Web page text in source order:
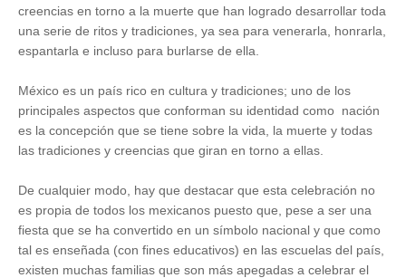
creencias en torno a la muerte que han logrado desarrollar toda
una serie de ritos y tradiciones, ya sea para venerarla, honrarla,
espantarla e incluso para burlarse de ella.
México es un país rico en cultura y tradiciones; uno de los
principales aspectos que conforman su identidad como nación
es la concepción que se tiene sobre la vida, la muerte y todas
las tradiciones y creencias que giran en torno a ellas.
De cualquier modo, hay que destacar que esta celebración no
es propia de todos los mexicanos puesto que, pese a ser una
fiesta que se ha convertido en un símbolo nacional y que como
tal es enseñada (con fines educativos) en las escuelas del país,
existen muchas familias que son más apegadas a celebrar el